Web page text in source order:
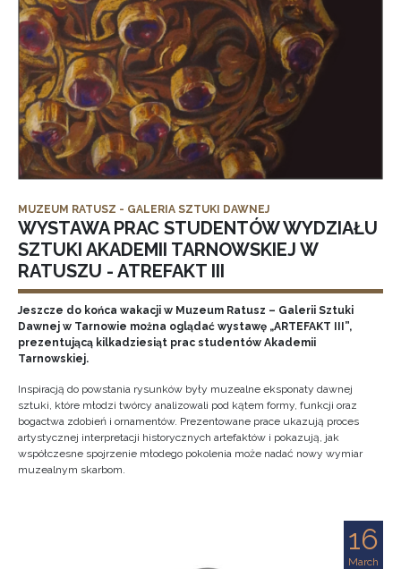
MUZEUM RATUSZ - GALERIA SZTUKI DAWNEJ
WYSTAWA PRAC STUDENTÓW WYDZIAŁU
SZTUKI AKADEMII TARNOWSKIEJ W
RATUSZU - ATREFAKT III
Jeszcze do końca wakacji w Muzeum Ratusz – Galerii Sztuki
Dawnej w Tarnowie można oglądać wystawę „ARTEFAKT III”,
prezentującą kilkadziesiąt prac studentów Akademii
Tarnowskiej.
Inspiracją do powstania rysunków były muzealne eksponaty dawnej
sztuki, które młodzi twórcy analizowali pod kątem formy, funkcji oraz
bogactwa zdobień i ornamentów. Prezentowane prace ukazują proces
artystycznej interpretacji historycznych artefaktów i pokazują, jak
współczesne spojrzenie młodego pokolenia może nadać nowy wymiar
muzealnym skarbom.
16
March